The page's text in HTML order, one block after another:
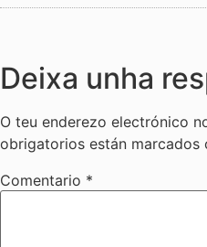
Deixa unha
O teu enderezo electrónico
obrigatorios están marcados
Comentario *